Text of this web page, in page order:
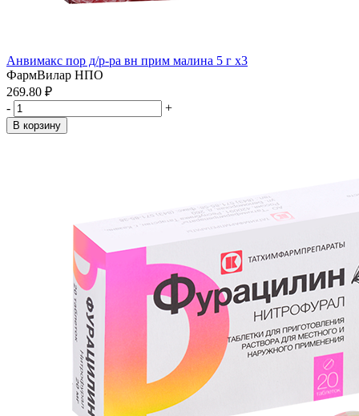
Анвимакс пор д/р-ра вн прим малина 5 г x3
ФармВилар НПО
269.80 ₽
-
+
В корзину